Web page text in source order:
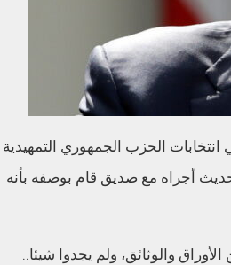
الحزب الجمهوري التمهيدية
حديث أجراه مع صديق قام بوصفه بأنه
والوثائق، ولم يجدوا شيئا..